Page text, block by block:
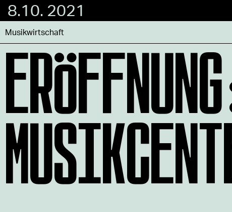
8.10. 2021
Musikwirtschaft